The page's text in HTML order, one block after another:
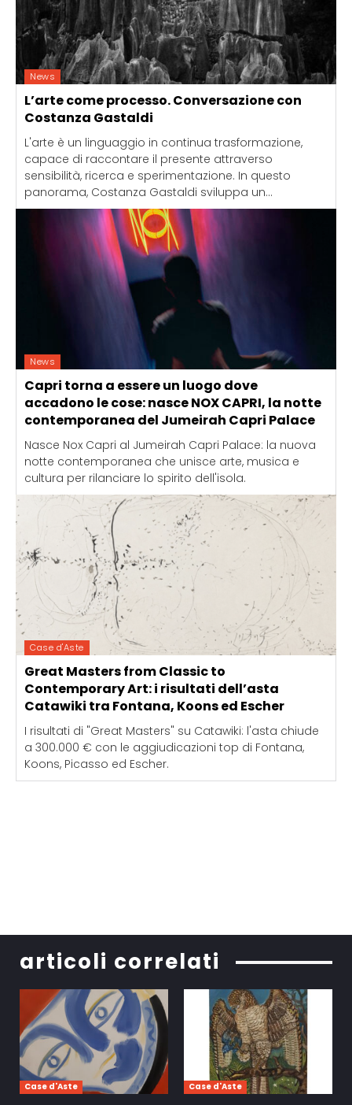
News
L’arte come processo. Conversazione con
Costanza Gastaldi
L'arte è un linguaggio in continua trasformazione,
capace di raccontare il presente attraverso
sensibilità, ricerca e sperimentazione. In questo
panorama, Costanza Gastaldi sviluppa un...
News
Capri torna a essere un luogo dove
accadono le cose: nasce NOX CAPRI, la notte
contemporanea del Jumeirah Capri Palace
Nasce Nox Capri al Jumeirah Capri Palace: la nuova
notte contemporanea che unisce arte, musica e
cultura per rilanciare lo spirito dell'isola.
Case d'Aste
Great Masters from Classic to
Contemporary Art: i risultati dell’asta
Catawiki tra Fontana, Koons ed Escher
I risultati di "Great Masters" su Catawiki: l'asta chiude
a 300.000 € con le aggiudicazioni top di Fontana,
Koons, Picasso ed Escher.
articoli correlati
Case d'Aste Case d'Aste